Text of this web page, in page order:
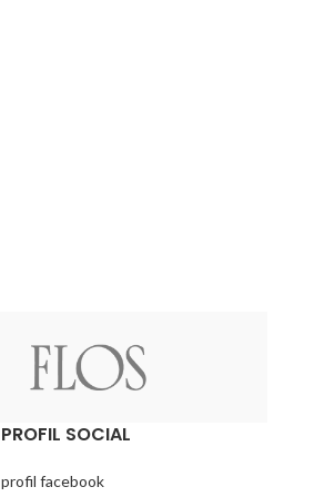
PROFIL SOCIAL
profil facebook